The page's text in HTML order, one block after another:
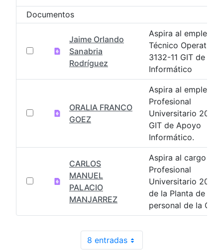
Documentos
Jaime Orlando
Sanabria
Rodríguez
Aspira al empleo
Técnico Operativo
3132-11 GIT de
Informático
ORALIA FRANCO
GOEZ
Aspira al empleo
Profesional
Universitario
GIT de Apoyo
Informático.
CARLOS
MANUEL
PALACIO
MANJARREZ
Aspira al cargo
Profesional
Universitario
de la Planta de
personal de la
8 entradasPor página